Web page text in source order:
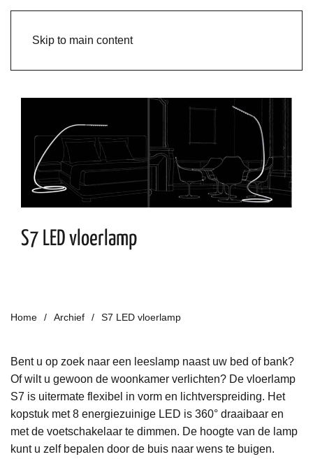
Skip to main content
S7 LED vloerlamp
Home Archief S7 LED vloerlamp
Bent u op zoek naar een leeslamp naast uw bed of bank?
Of wilt u gewoon de woonkamer verlichten? De vloerlamp
S7 is uitermate flexibel in vorm en lichtverspreiding. Het
kopstuk met 8 energiezuinige LED is 360° draaibaar en
met de voetschakelaar te dimmen. De hoogte van de lamp
kunt u zelf bepalen door de buis naar wens te buigen.